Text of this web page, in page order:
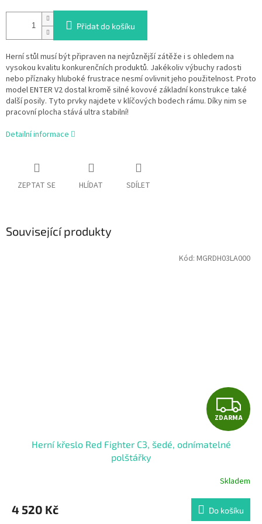
Přidat do košíku
Herní stůl musí být připraven na nejrůznější zátěže i s ohledem na
vysokou kvalitu konkurenčních produktů. Jakékoliv výbuchy radosti
nebo příznaky hluboké frustrace nesmí ovlivnit jeho použitelnost. Proto
model ENTER V2 dostal kromě silné kovové základní konstrukce také
další posily. Tyto prvky najdete v klíčových bodech rámu. Díky nim se
pracovní plocha stává ultra stabilní!
Detailní informace
ZEPTAT SE HLÍDAT SDÍLET
Související produkty
Z
D
R
M
ZDARMA
Herní křeslo Red Fighter C3, šedé, odnímatelné
polštářky
Skladem
4 520 Kč Do košíku
Kód: MGRDH03LA000